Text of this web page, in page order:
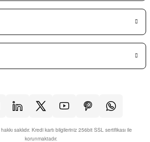
saklıdır. Kredi kartı bilgileriniz 256bit SSL sertifikası ile
korunmaktadır.